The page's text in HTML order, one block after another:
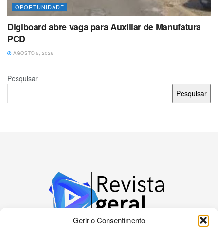
Gerir o Consentimento
OPORTUNIDADE
Digiboard abre vaga para Auxiliar de Manufatura
PCD
AGOSTO 5, 2026
Pesquisar
Pesquisar